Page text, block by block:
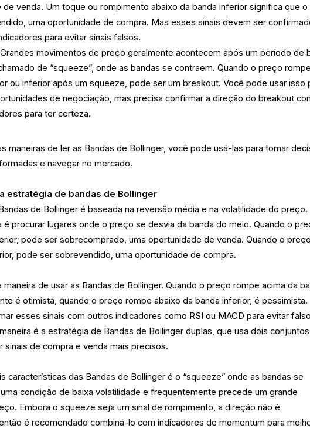
de venda. Um toque ou rompimento abaixo da banda inferior significa que o
uma oportunidade de compra. Mas esses sinais devem ser
para evitar sinais falsos.
movimentos de preço geralmente acontecem após um período de
de “squeeze”, onde as bandas se contraem. Quando o preço
ou inferior após um squeeze, pode ser um breakout. Você pode usar isso
de negociação, mas precisa confirmar a direção do breakout
para ter certeza.
maneiras de ler as Bandas de Bollinger, você pode usá-las para tomar
e navegar no mercado.
estratégia de bandas de Bollinger
de Bollinger é baseada na reversão média e na volatilidade do preço.
é procurar lugares onde o preço se desvia da banda do meio. Quando o
pode ser sobrecomprado, uma oportunidade de venda. Quando o
pode ser sobrevendido, uma oportunidade de compra.
maneira de usar as Bandas de Bollinger. Quando o preço rompe acima da
é otimista, quando o preço rompe abaixo da banda inferior, é
esses sinais com outros indicadores como RSI ou MACD para evitar
é a estratégia de Bandas de Bollinger duplas, que usa dois
sinais de compra e venda mais precisos.
características das Bandas de Bollinger é o “squeeze” onde as bandas se
condição de baixa volatilidade e frequentemente precede um grande
Embora o squeeze seja um sinal de rompimento, a direção não é
é recomendado combiná-lo com indicadores de momentum para